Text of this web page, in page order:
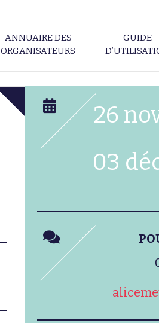
ANNUAIRE DES
ORGANISATEURS
GUIDE
26
03